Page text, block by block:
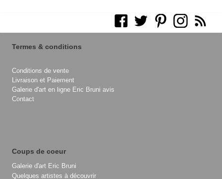
Termes & conditions
Conditions de vente
Livraison et Paiement
Galerie d'art en ligne Eric Bruni avis
Contact
Coups de coeur
Galerie d'art Eric Bruni
Quelques artistes à découvrir